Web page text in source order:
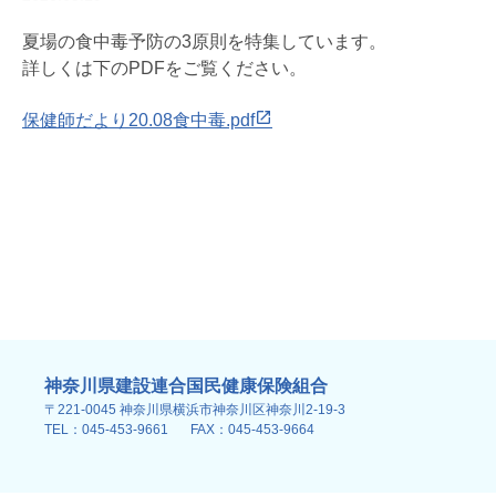
夏場の食中毒予防の3原則を特集しています。
詳しくは下のPDFをご覧ください。
保健師だより20.08食中毒.pdf
神奈川県建設連合国民健康保険組合
〒221-0045 神奈川県横浜市神奈川区神奈川2-19-3
TEL：045-453-9661
FAX：045-453-9664